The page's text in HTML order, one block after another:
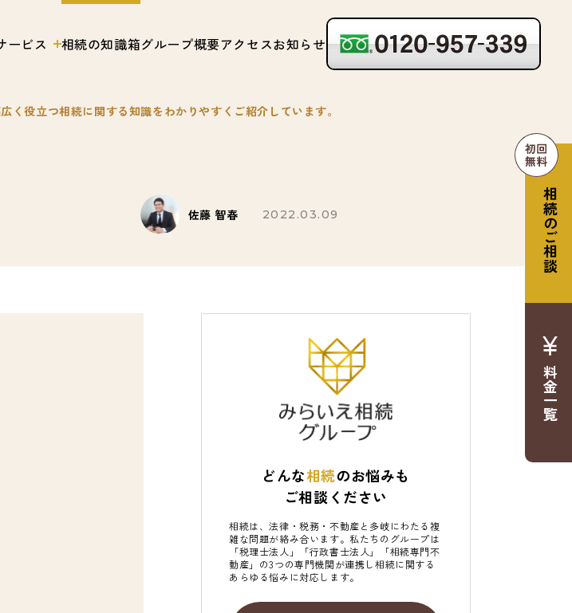
ービス 相続の知識箱グループ概要アクセスお知らせ
相続のご相談
料金一覧
く役立つ相続に関する知識をわかりやすくご紹介しています。
佐藤 智春 2022.03.09
どんな相続のお悩みも
ご相談ください
相続は、法律・税務・不動産と多岐にわたる複
雑な問題が絡み合います。私たちのグループは
「税理士法人」「行政書士法人」「相続専門不
動産」の3つの専門機関が連携し相続に関する
あらゆる悩みに対応します。